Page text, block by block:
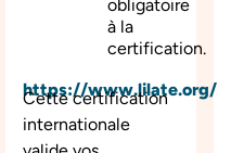
obligatoire
à la
certification.
https://www.lilate.org/
Cette certification
internationale